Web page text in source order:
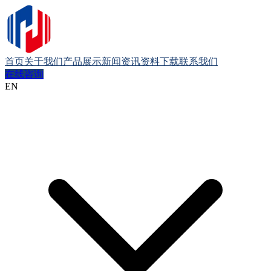
首页关于我们产品展示新闻资讯资料下载联系我们
在线咨询
EN